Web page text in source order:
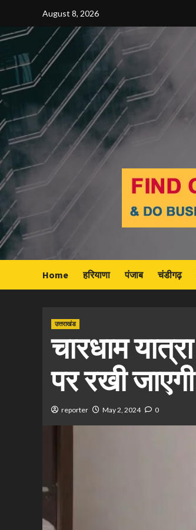
content
August 8, 2026
Home हरियाणा पंजाब चंडीगढ़
उत्तराखंड
चारधाम
पर रखी
reporter May 2, 2024 0